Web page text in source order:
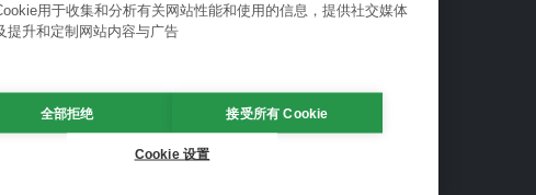
用于收集和分析有关网站性能和使用的信息，提供社交媒体
提升和定制网站内容与广告
全部拒绝 接受所有 Cookie
Cookie 设置